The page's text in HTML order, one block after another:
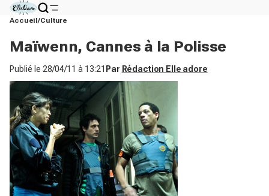
Accueil Culture
Maïwenn, Cannes à la Polisse
Publié le 28/04/11 à 13:21 Par Rédaction Elle adore